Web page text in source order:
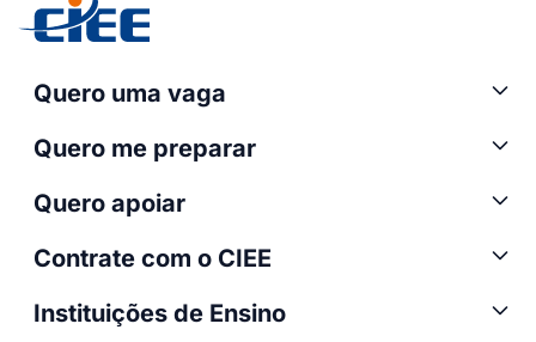
Quero uma vaga
Quero me preparar
Quero apoiar
Contrate com o CIEE
Instituições de Ensino